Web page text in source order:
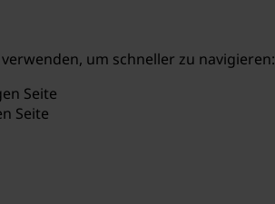
um schneller zu navigieren:
Seite
Seite